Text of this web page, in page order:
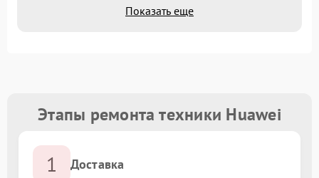
Показать еще
Этапы ремонта техники Huawei
1 Доставка